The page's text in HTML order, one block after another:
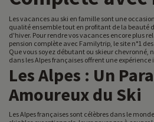
Les vacances au ski en famille sont une
qualité ensemble tout en profitant de la beauté
d'hiver. Pour rendre vos vacances encore plus
pension complète avec Familytrip, le site n°1
Que vous soyez débutant ou skieur chevronné,
dans les Alpes françaises offrent une
Les Alpes : Un
Amoureux du Ski
Les Alpes françaises sont célèbres dans le